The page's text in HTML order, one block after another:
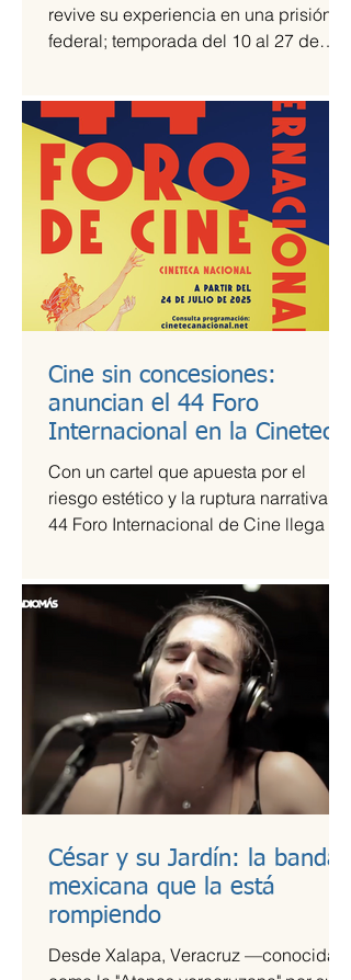
revive su experiencia en una prisión
federal; temporada del 10 al 27 de
Cine sin concesiones:
anuncian el 44 Foro
Internacional en la Cineteca
Nacional
Con un cartel que apuesta por el
riesgo estético y la ruptura narrativa, el
44 Foro Internacional de Cine llega a
de vanguardia.
César y su Jardín: la banda
mexicana que la está
rompiendo
Desde Xalapa, Veracruz —conocida